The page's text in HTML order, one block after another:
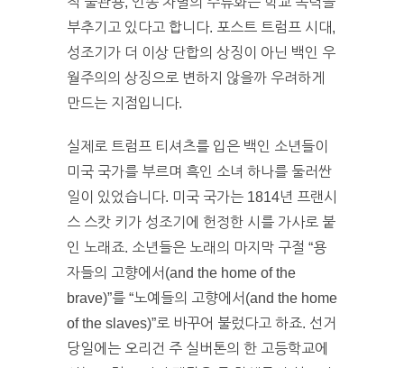
부추기고 있다고 합니다. 포스트 트럼프 시대,
성조기가 더 이상 단합의 상징이 아닌 백인 우
월주의의 상징으로 변하지 않을까 우려하게
만드는 지점입니다.
실제로 트럼프 티셔츠를 입은 백인 소년들이
미국 국가를 부르며 흑인 소녀 하나를 둘러싼
일이 있었습니다. 미국 국가는 1814년 프랜시
스 스캇 키가 성조기에 헌정한 시를 가사로 붙
인 노래죠. 소년들은 노래의 마지막 구절 “용
자들의 고향에서(and the home of the
brave)”를 “노예들의 고향에서(and the home
of the slaves)”로 바꾸어 불렀다고 하죠. 선거
당일에는 오리건 주 실버톤의 한 고등학교에